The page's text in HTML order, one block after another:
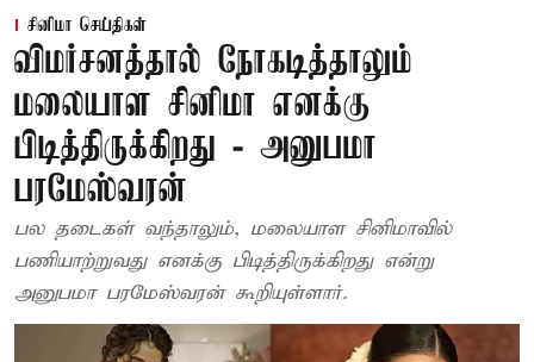
சினிமா செய்திகள்
விமர்சனத்தால் நோகடித்தாலும்
மலையாள சினிமா எனக்கு
பிடித்திருக்கிறது - அனுபமா
பரமேஸ்வரன்
பல தடைகள் வந்தாலும், மலையாள சினிமாவில்
பணியாற்றுவது எனக்கு பிடித்திருக்கிறது என்று
அனுபமா பரமேஸ்வரன் கூறியுள்ளார்.